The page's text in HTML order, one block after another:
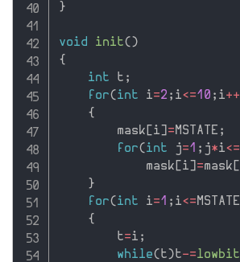
}
void init( )
{
int t ;
for( int i=2 ; i<=10 ; i++
{
        mask
i = MSTATE ;
for( int j=1 ; j*i<=
            mask
i =mask
}
for( int i=1 ; i<= MSTATE
{
        t
=i ;
while( t )t-=lowbit